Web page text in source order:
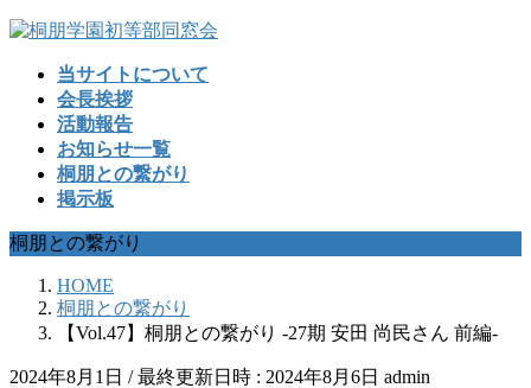
コ
ッ
プ
ナ
移
動
当サイトについて
会長挨拶
活動報告
お知らせ一覧
桐朋との繋がり
掲示板
桐朋との繋がり
HOME
桐朋との繋がり
【Vol.47】桐朋との繋がり -27期 安田 尚民さん 前編-
2024年8月1日 / 最終更新日時 : 2024年8月6日 admin